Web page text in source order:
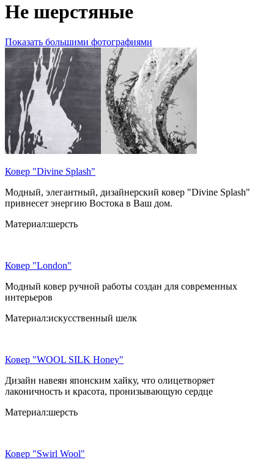
Не шерстяные
Показать большими фотографиями
Ковер "Divine Splash"
Модный, элегантный, дизайнерский ковер "Divine Splash"
привнесет энергию Востока в Ваш дом.
Материал:шерсть
Ковер "London"
Модный ковер ручной работы создан для современных
интерьеров
Материал:искусственный шелк
Ковер "WOOL SILK Honey"
Дизайн навеян японским хайку, что олицетворяет
лаконичность и красота, пронизывающую сердце
Материал:шерсть
Ковер "Swirl Wool"